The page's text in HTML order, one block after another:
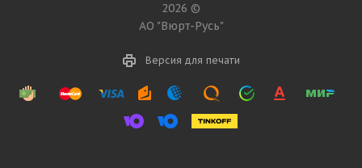
2026 ©
АО "Вюрт-Русь"
Версия для печати